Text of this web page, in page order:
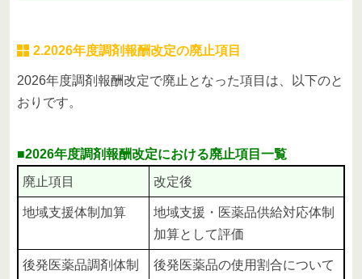
2.2026年度調剤報酬改定の廃止項目
2026年度調剤報酬改定で廃止となった項目は、以下のと
おりです。
■2026年度調剤報酬改定における廃止項目一覧
廃止項目
改定後
地域支援体制加算
地域支援・医薬品供給対応体制
加算として評価
後発医薬品調剤体制
後発医薬品の使用割合について